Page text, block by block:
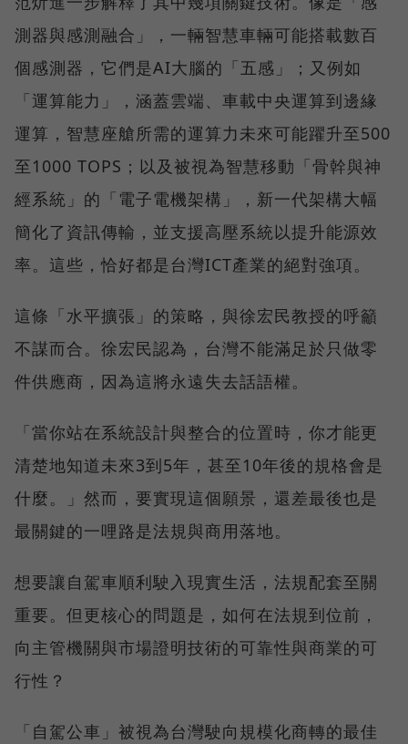
測器與感測融合」，一輛智慧車輛可能搭載數百
個感測器，它們是AI大腦的「五感」；又例如
「運算能力」，涵蓋雲端、車載中央運算到邊緣
運算，智慧座艙所需的運算力未來可能躍升至500
至1000 TOPS；以及被視為智慧移動「骨幹與神
經系統」的「電子電機架構」，新一代架構大幅
簡化了資訊傳輸，並支援高壓系統以提升能源效
率。這些，恰好都是台灣ICT產業的絕對強項。
這條「水平擴張」的策略，與徐宏民教授的呼籲
不謀而合。徐宏民認為，台灣不能滿足於只做零
件供應商，因為這將永遠失去話語權。
「當你站在系統設計與整合的位置時，你才能更
清楚地知道未來3到5年，甚至10年後的規格會是
什麼。」然而，要實現這個願景，還差最後也是
最關鍵的一哩路是法規與商用落地。
想要讓自駕車順利駛入現實生活，法規配套至關
重要。但更核心的問題是，如何在法規到位前，
向主管機關與市場證明技術的可靠性與商業的可
行性？
「自駕公車」被視為台灣駛向規模化商轉的最佳